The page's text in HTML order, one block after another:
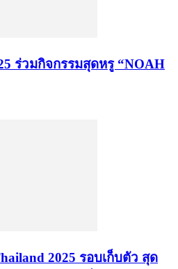
ร่วมกิจกรรมสุดหรู “NOAH
2025 รอบเก็บตัว สุด